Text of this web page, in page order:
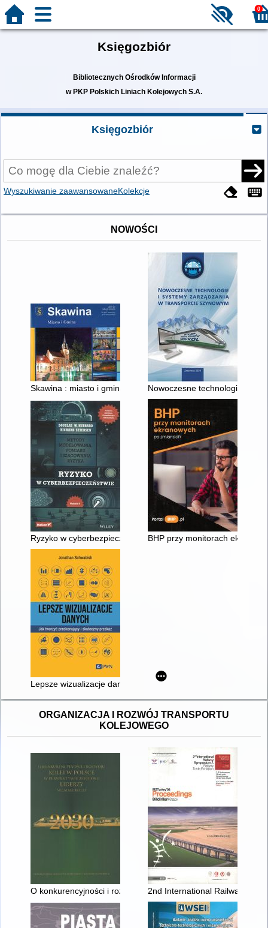
0
Księgozbiór
Bibliotecznych Ośrodków Informacji
w PKP Polskich Liniach Kolejowych S.A.
Księgozbiór
Wyszukiwanie zaawansowaneKolekcje
NOWOŚCI
Skawina : miasto i gmina : 660 lat lokacji miasta = the 660th
Nowoczesne technologie i
Ryzyko w cyberbezpieczeństwie : metody modelowania,
BHP przy monitorach
Lepsze wizualizacje danych : jak tworzyć przekonujący i
ORGANIZACJA I ROZWÓJ TRANSPORTU
KOLEJOWEGO
O konkurencyjności i rozwoju kolei w Polsce w perspektywie
2nd International Railway